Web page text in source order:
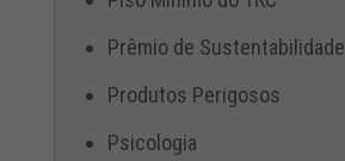
Prêmio de Sustentabilidade
Produtos Perigosos
Psicologia